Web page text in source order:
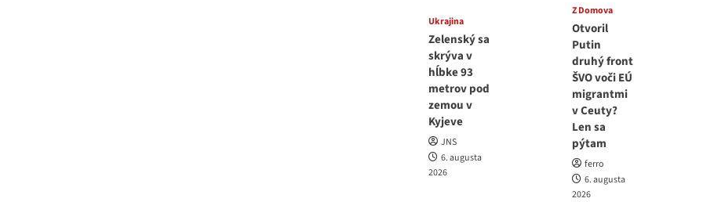
Ukrajina
Zelenský sa
skrýva v
hĺbke 93
metrov pod
zemou v
Kyjeve
JNS
6. augusta
2026
Z Domova
Otvoril
Putin
druhý front
ŠVO voči EÚ
migrantmi
v Ceuty?
Len sa
pýtam
ferro
6. augusta
2026